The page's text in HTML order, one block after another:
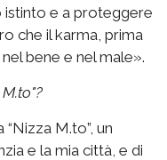
istinto e a proteggere
che il karma, prima
bene e nel male».
M.to”, un
e la mia città, e di